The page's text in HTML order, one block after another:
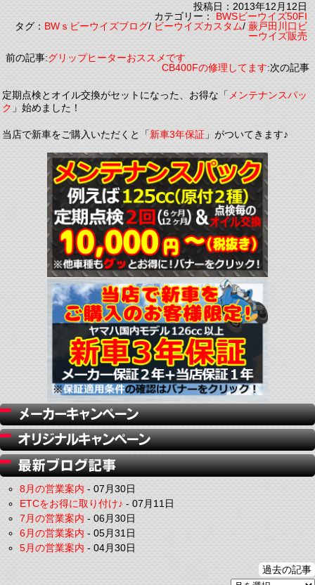
投稿日：2013年12月12日
カテゴリー：BWSビーウイズ50FI
タグ：BWｓビーウイズブログ/ビーウイズカスタム/蕨戸田川口ビ
ーウイズ販売
前の記事:グリップヒーターおススメです
CB400Fの修理してます:次の記事
定期点検とオイル交換がセットになった、お得な「メンテナンスパッ
ク」始めました！
当店で新車をご購入いただくと「新車3年保証」がついてきます♪
8月の営業案内-07月30日
ETCをお得に取り付け♪-07月11日
7月の営業案内-06月30日
6月の営業案内-05月31日
5月の営業案内-04月30日
過去の記事